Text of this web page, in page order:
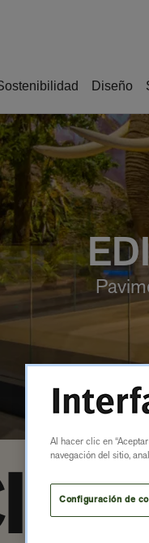
Diseño
Al hacer clic en
navegación del sitio,
Configuración de